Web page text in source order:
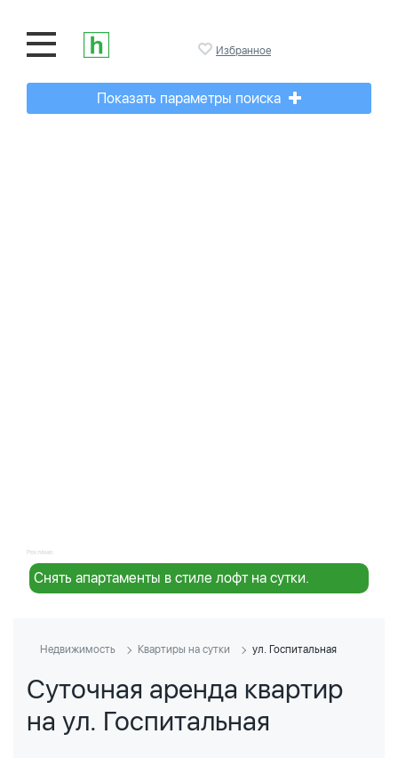
Избранное
Показать параметры поиска
Реклама:
Снять апартаменты в стиле лофт на сутки.
Недвижимость Квартиры на сутки ул. Госпитальная
Суточная аренда квартир
на ул. Госпитальная